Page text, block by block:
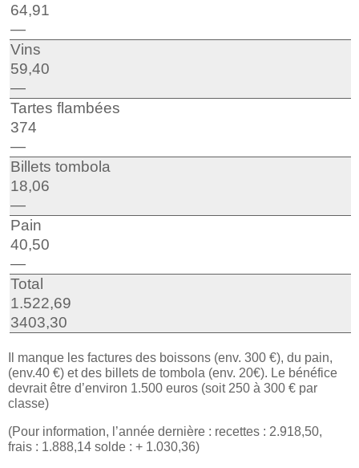
64,91
—
Vins
59,40
—
Tartes flambées
374
—
Billets tombola
18,06
—
Pain
40,50
—
Total
1.522,69
3403,30
Il manque les factures des boissons (env. 300 €), du pain,
(env.40 €) et des billets de tombola (env. 20€). Le bénéfice
devrait être d’environ 1.500 euros (soit 250 à 300 € par
classe)
(Pour information, l’année dernière : recettes : 2.918,50,
frais : 1.888,14 solde : + 1.030,36)